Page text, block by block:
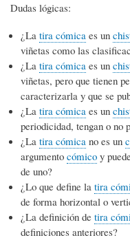
Dudas lógicas:
¿La tira cómica es un
viñetas como las
¿La tira cómica es un
viñetas, pero que tienen
caracterizarla y que se
¿La tira cómica es un
periodicidad, tengan o no
¿La tira cómica no es un
argumento cómico y
de uno?
¿Lo que define la tira
de forma horizontal o
¿La definición de tira
definiciones anteriores?